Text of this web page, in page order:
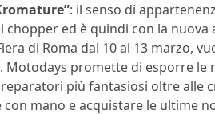
: il senso di
chopper ed è quindi con la
di Roma dal 10 al 13 marzo,
Motodays promette di esporre
più fantasiosi oltre alle
mano e acquistare le ultime